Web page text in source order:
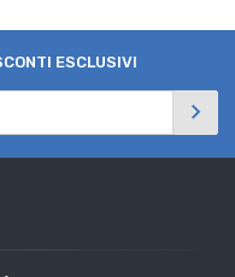
ESCLUSIVI